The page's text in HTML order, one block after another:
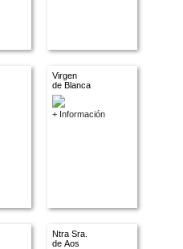
Virgen
de Blanca
+ Información
Ntra Sra.
de Aos